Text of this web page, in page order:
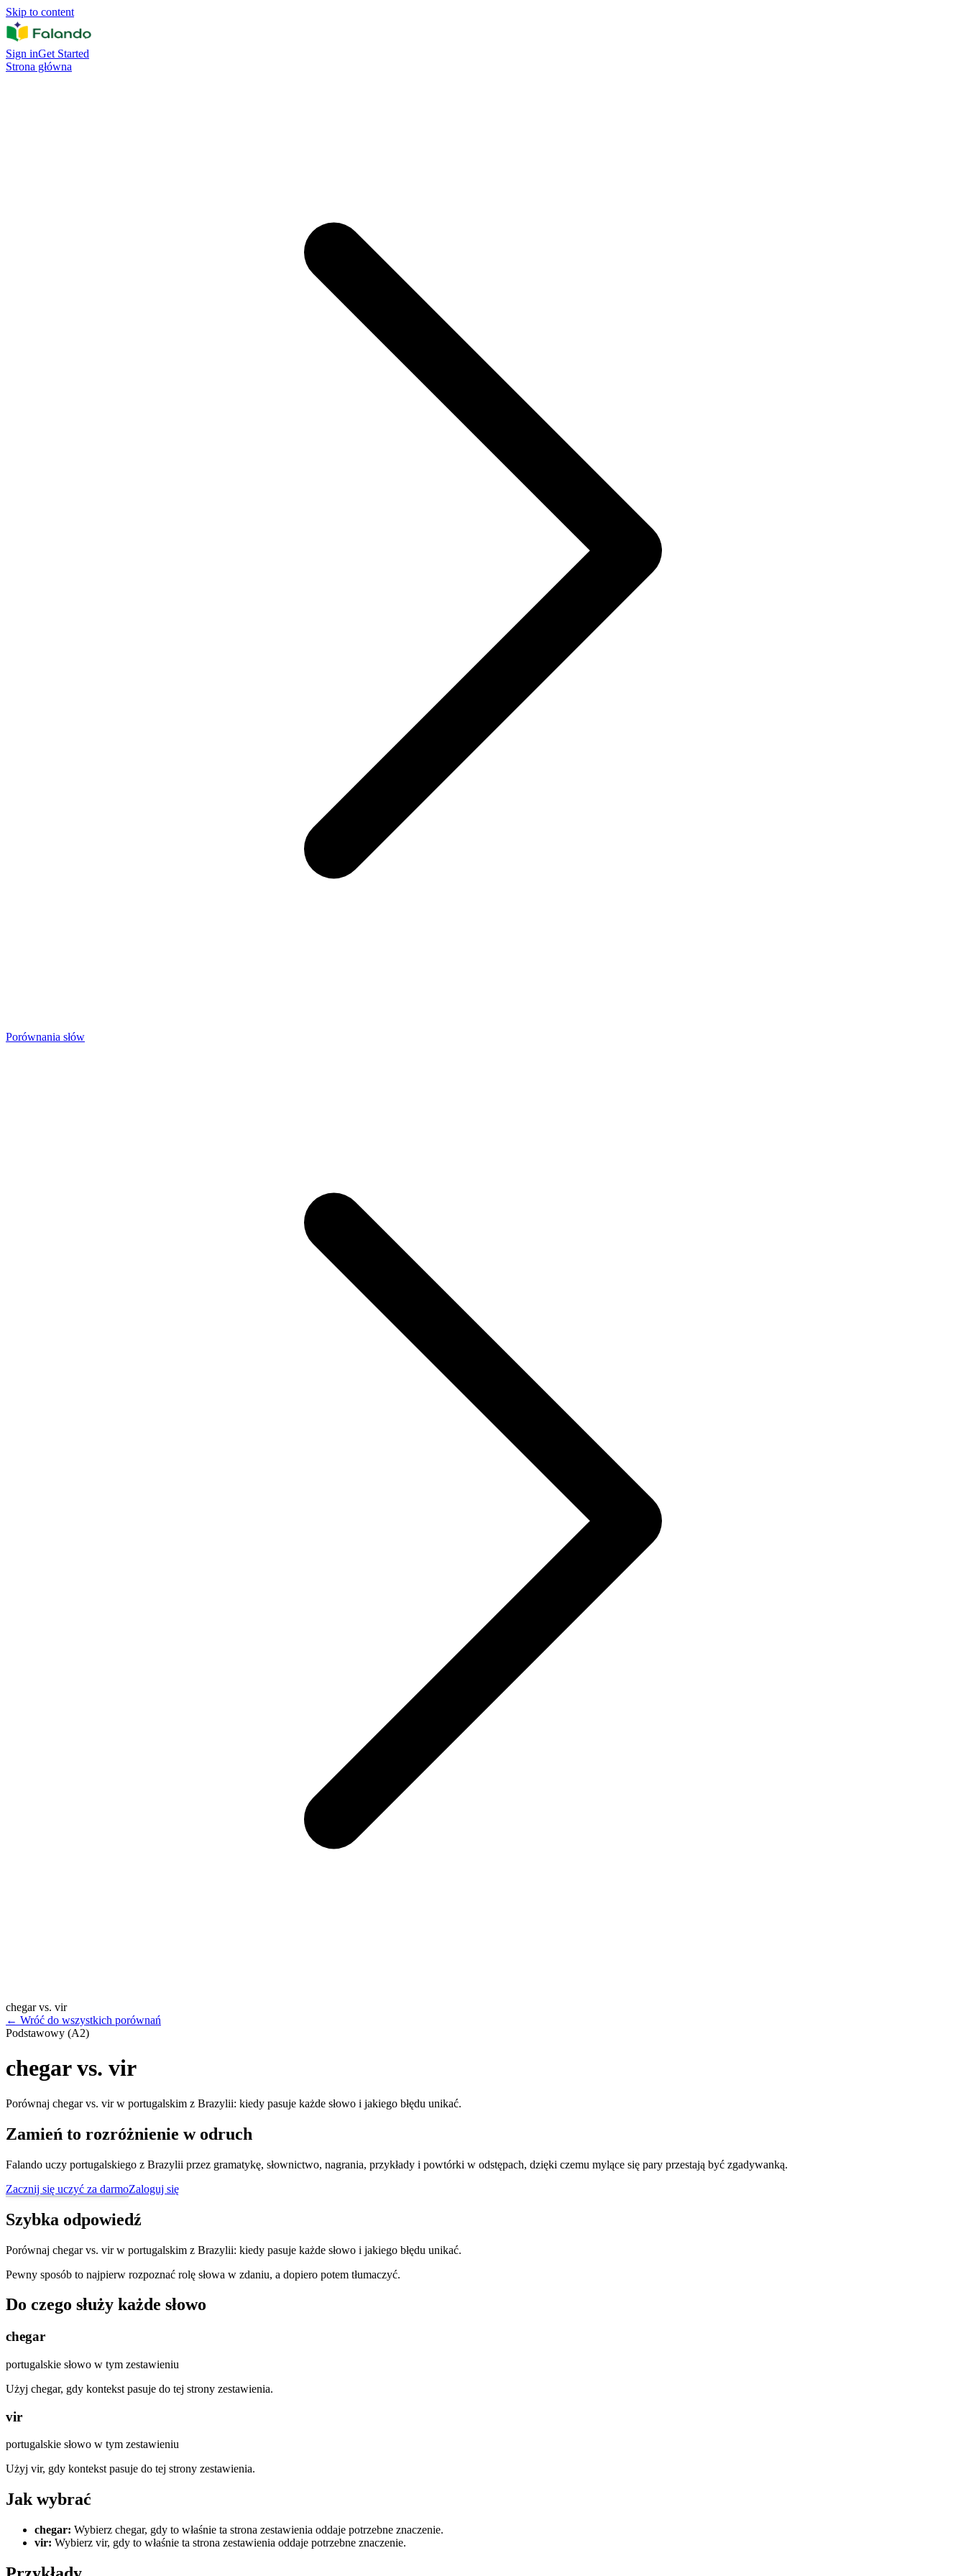
Skip to content
Sign inGet Started
Strona główna
Porównania słów
chegar vs. vir
← Wróć do wszystkich porównań
Podstawowy (A2)
chegar vs. vir
Porównaj chegar vs. vir w portugalskim z Brazylii: kiedy pasuje każde słowo i jakiego błędu unikać.
Zamień to rozróżnienie w odruch
Falando uczy portugalskiego z Brazylii przez gramatykę, słownictwo, nagrania, przykłady i powtórki w odstępach, dzięki czemu mylące się pary przestają być zgadywanką.
Zacznij się uczyć za darmoZaloguj się
Szybka odpowiedź
Porównaj chegar vs. vir w portugalskim z Brazylii: kiedy pasuje każde słowo i jakiego błędu unikać.
Pewny sposób to najpierw rozpoznać rolę słowa w zdaniu, a dopiero potem tłumaczyć.
Do czego służy każde słowo
chegar
portugalskie słowo w tym zestawieniu
Użyj chegar, gdy kontekst pasuje do tej strony zestawienia.
vir
portugalskie słowo w tym zestawieniu
Użyj vir, gdy kontekst pasuje do tej strony zestawienia.
Jak wybrać
chegar: Wybierz chegar, gdy to właśnie ta strona zestawienia oddaje potrzebne znaczenie.
vir: Wybierz vir, gdy to właśnie ta strona zestawienia oddaje potrzebne znaczenie.